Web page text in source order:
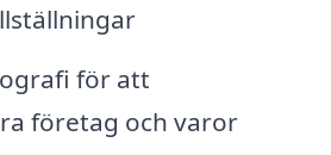
för att
företag och varor